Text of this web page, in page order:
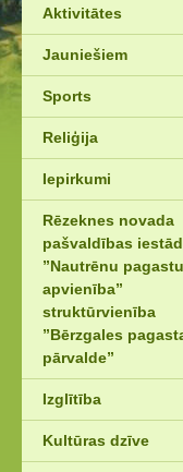
Aktivitātes
Jauniešiem
Sports
Reliģija
Iepirkumi
Rēzeknes novada
pašvaldības
”Nautrēnu pagastu
apvienība”
struktūrvienība
”Bērzgales
pārvalde”
Izglītība
Kultūras dzīve